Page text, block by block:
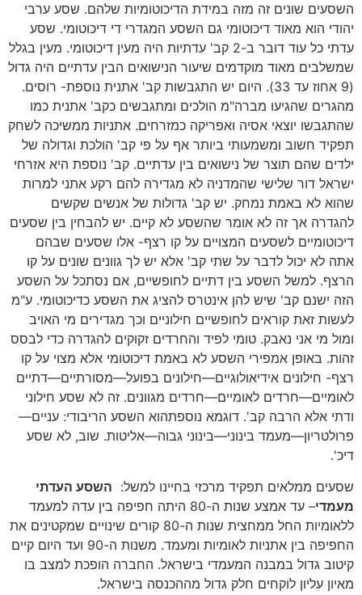
השסעים שונים זה מזה במידת הדיכוטומיות שלהם. שסע ערבי
יהודי הוא מאוד דיכוטומי גם השסע המגדרי די דיכוטומי. שסע
עדתי כל עוד דובר ב-2 קב' עדתיות היה מעין דיכוטומי. מעין בגלל
שמשלבים מאוד מוקדמים שיעור הנישואים הבין עדתיים היה גדול
(9 אחוז עד 33). היום יש התגבשות קב' אתנית נוספת- רוסים.
מהגרים שהגיעו מברה"מ הולכים ומתגבשים כקב' אתנית כמו
שהתגבשו יוצאי אסיה ואפריקה כמזרחים. אתניות ממשיכה לשחק
תפקיד חשוב ומשמעותי ביותר אף על פי קב' הולכת וגדולה של
ילדים שהם תוצר של נישואים בין עדתיים. קב' נוספת היא אזרחי
ישראל דור שלישי שהמדניה לא מגדירה להם רקע אתני למרות
שהוא לא באמת נמחק. יש קב' גדולות של אנשים שקשים
להגדרה אך זה לא אומר שהשסע לא קיים. יש להבחין בין שסעים
דיכוטומיים לשסעים המצויים על קו רצף- אלו שסעים שבהם
אתה לא יכול לדבר על שתי קב' אלא יש לך גוונים שונים על קו
הרצף. למשל השסע בין דתיים לחופשיים, אם נסתכל על השסע
הזה ישנם קב' שיש להן אינטרס להציג את השסע כדיכוטומי. ע"מ
לעשות זאת קוראים לחופשיים חילוניים וכך מגדירים מי האויב
ומול מי אני נאבק. טומי לפיד והחרדים זקוקים להגדרה כדי לבסס
זהות. באופן אמפירי השסע לא באמת דיכוטומי אלא מצוי על קו
רצף- חילונים אידיאולוגיים—חילונים בפועל—מסורתיים—דתיים
לאומיים—חרדים לאומיים—חרדים מגוונים. זה לא שסע חילוני
ודתי אלא הרבה קב'. דוגמא נוספתהוא השסע הריבודי: עניים—
פרולטריון—מעמד בינוני—בינוני גבוה—אליטות. שוב, לא שסע
דיכ'.
שסעים ממלאים תפקיד מרכזי בחיינו למשל: השסע העדתי
מעמדי
– עד אמצע שנות ה-80 היתה חפיפה בין עדה למעמד
ללאומיות החל ממחצית שנות ה-80 קורים שינויים שמקטינים את
החפיפה בין אתניות לאומיות ומעמד. משנות ה-90 ועד היום קיים
קיטוב גדול במבנה המעמדי בישראל. החברה הופכת למצב בו
מאיון עליון לוקחים חלק גדול מההכנסה בישראל.